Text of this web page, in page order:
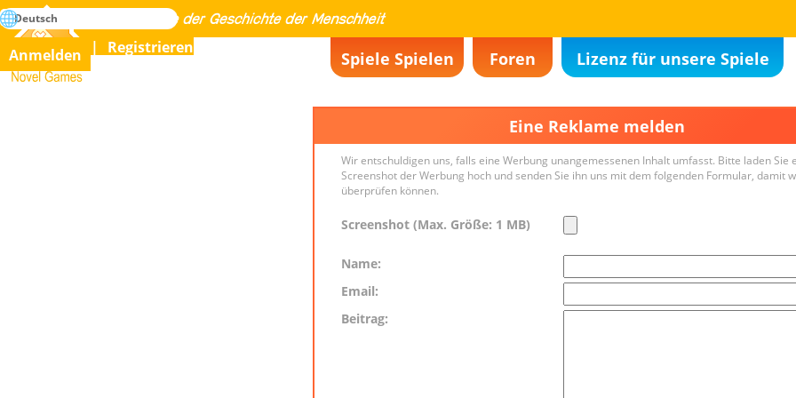
Novel Games
Meistern Sie alle Spiele der Geschichte der Menschheit
suche
Spiele Spielen Foren Lizenz für unsere Spiele
Anmelden Registrieren
Deutsch
Eine Reklame melden
Wir entschuldigen uns, falls eine Werbung unangemessenen Inhalt umfasst. Bitte laden Sie
Screenshot der Werbung hoch und senden Sie ihn uns mit dem folgenden Formular, damit
überprüfen können.
Screenshot (Max. Größe: 1 MB)
Name:
Email:
Beitrag: